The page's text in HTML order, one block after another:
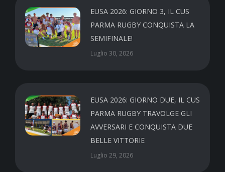
EUSA 2026: GIORNO 3, IL CUS
PARMA RUGBY CONQUISTA LA
SEMIFINALE!
Luglio 30, 2026
EUSA 2026: GIORNO DUE, IL CUS
PARMA RUGBY TRAVOLGE GLI
AVVERSARI E CONQUISTA DUE
BELLE VITTORIE
Luglio 29, 2026